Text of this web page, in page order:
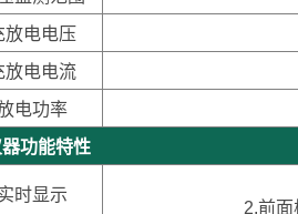
放电电压
放电电流
电功率
功能特性
时显示
2.前